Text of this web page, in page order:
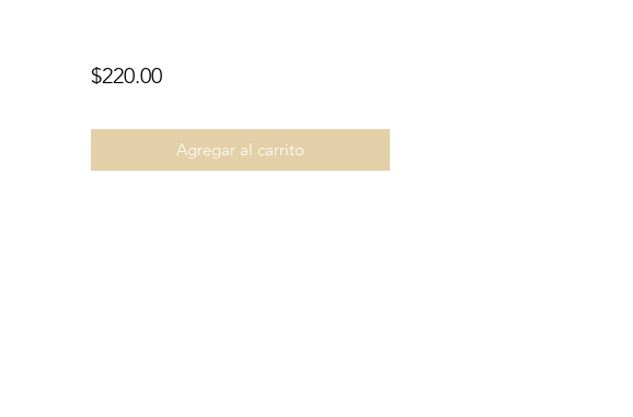
$220.00Precio
Agregar al carrito